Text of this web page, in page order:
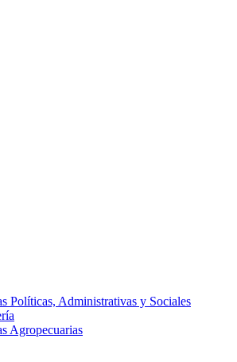
Políticas, Administrativas y Sociales
Agropecuarias